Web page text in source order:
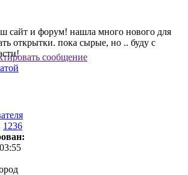
сайт и форум! нашла много нового для
открытки. пока сырые, но .. буду с
1236